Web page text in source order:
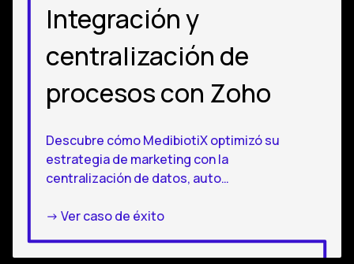
Integración y
centralización de
procesos con Zoho
Descubre cómo MedibiotiX optimizó su
estrategia de marketing con la
centralización de datos, auto…
-> Ver caso de éxito